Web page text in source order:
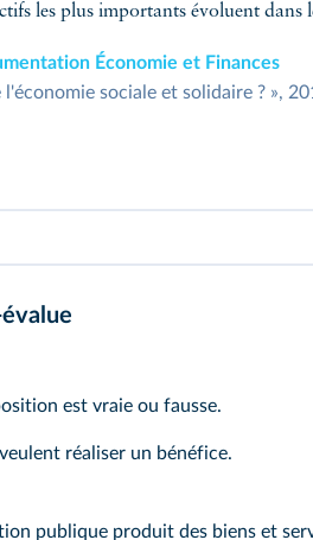
les plus importants évoluent dans
Économie et Finances
l'économie sociale et solidaire ? »,
est vraie ou fausse.
réaliser un bénéfice.
publique produit des biens et